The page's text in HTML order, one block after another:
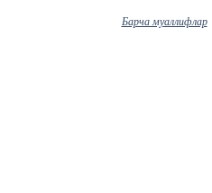
Барча муаллифлар